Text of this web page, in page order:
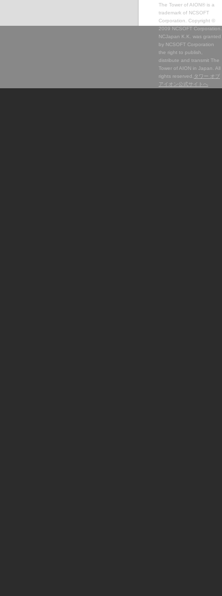
The Tower of AION® is a
trademark of NCSOFT
Corporation. Copyright ©
2009 NCSOFT Corporation.
NCJapan K.K. was granted
by NCSOFT Corporation
the right to publish,
distribute and transmit The
Tower of AION in Japan. All
rights reserved. タワー オブ
アイオン公式サイトへ